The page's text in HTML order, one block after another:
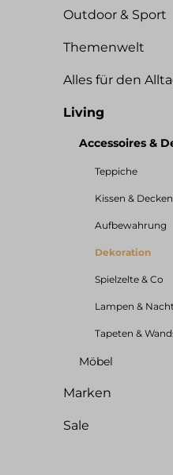
Outdoor & Sport
Themenwelt
Alles für den
Living
Accessoires &
Teppiche
Kissen & Decken
Aufbewahrung
Dekoration
Spielzelte & Co
Lampen &
Tapeten &
Möbel
Marken
Sale